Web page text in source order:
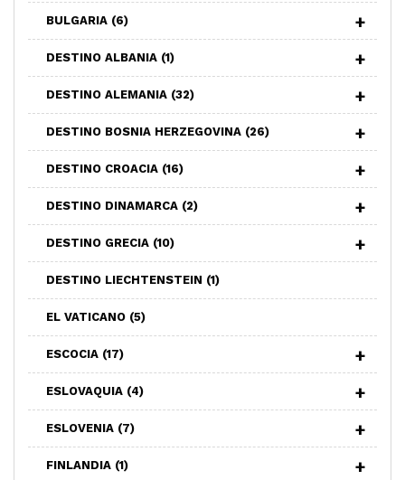
BULGARIA (6)
DESTINO ALBANIA (1)
DESTINO ALEMANIA (32)
DESTINO BOSNIA HERZEGOVINA (26)
DESTINO CROACIA (16)
DESTINO DINAMARCA (2)
DESTINO GRECIA (10)
DESTINO LIECHTENSTEIN (1)
EL VATICANO (5)
ESCOCIA (17)
ESLOVAQUIA (4)
ESLOVENIA (7)
FINLANDIA (1)